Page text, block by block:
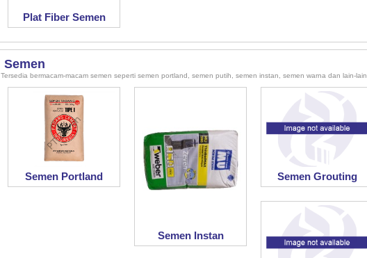
Plat Fiber Semen
Semen
Tersedia bermacam-macam semen seperti semen portland, semen putih, semen instan, semen warna dan lain-lain.
Semen Portland
Semen Instan
Semen Grouting